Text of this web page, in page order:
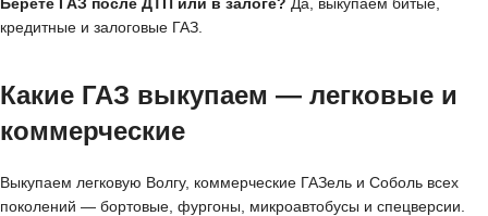
кредитные и залоговые ГАЗ.
Какие ГАЗ выкупаем — легковые и
коммерческие
Выкупаем легковую Волгу, коммерческие ГАЗель и Соболь всех
поколений — бортовые, фургоны, микроавтобусы и спецверсии.